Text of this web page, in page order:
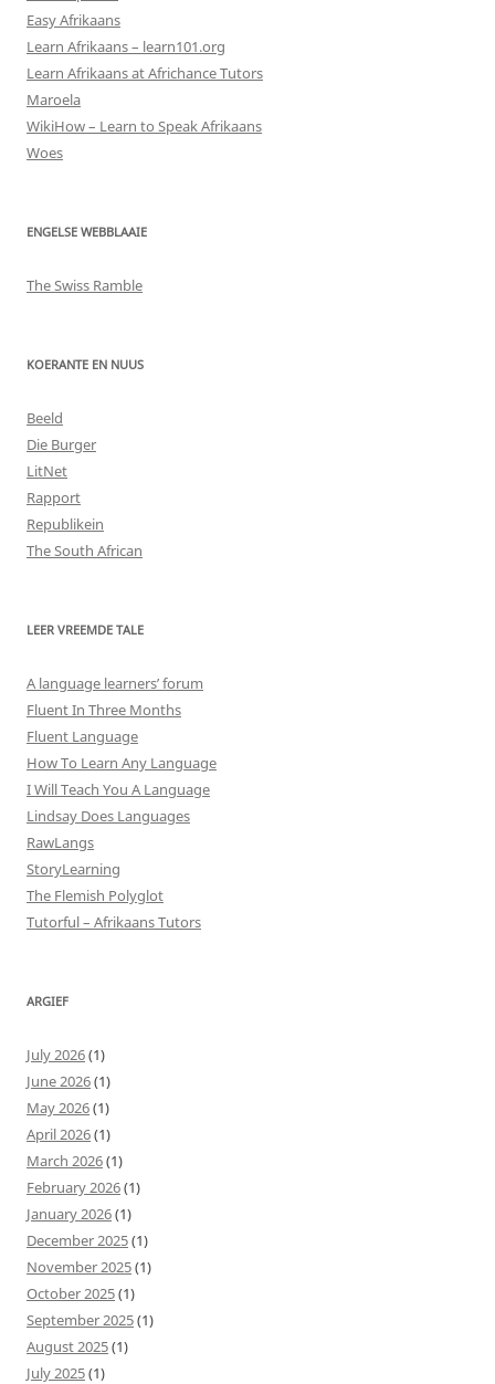
Easy Afrikaans
Learn Afrikaans – learn101.org
Learn Afrikaans at Africhance Tutors
Maroela
WikiHow – Learn to Speak Afrikaans
Woes
ENGELSE WEBBLAAIE
The Swiss Ramble
KOERANTE EN NUUS
Beeld
Die Burger
LitNet
Rapport
Republikein
The South African
LEER VREEMDE TALE
A language learners’ forum
Fluent In Three Months
Fluent Language
How To Learn Any Language
I Will Teach You A Language
Lindsay Does Languages
RawLangs
StoryLearning
The Flemish Polyglot
Tutorful – Afrikaans Tutors
ARGIEF
July 2026(1)
June 2026(1)
May 2026(1)
April 2026(1)
March 2026(1)
February 2026(1)
January 2026(1)
December 2025(1)
November 2025(1)
October 2025(1)
September 2025(1)
August 2025(1)
July 2025(1)